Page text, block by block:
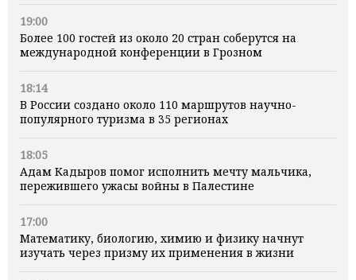
19:00
Более 100 гостей из около 20 стран соберутся на
международной конференции в Грозном
18:14
В России создано около 110 маршрутов научно-
популярного туризма в 35 регионах
18:05
Адам Кадыров помог исполнить мечту мальчика,
пережившего ужасы войны в Палестине
17:00
Математику, биологию, химию и физику начнут
изучать через призму их применения в жизни